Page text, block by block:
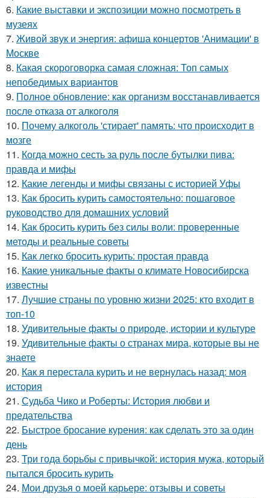
6. Какие выставки и экспозиции можно посмотреть в
музеях
7. Живой звук и энергия: афиша концертов 'Анимации' в
Москве
8. Какая скороговорка самая сложная: Топ самых
непобедимых вариантов
9. Полное обновление: как организм восстанавливается
после отказа от алкоголя
10. Почему алкоголь 'стирает' память: что происходит в
мозге
11. Когда можно сесть за руль после бутылки пива:
правда и мифы
12. Какие легенды и мифы связаны с историей Уфы
13. Как бросить курить самостоятельно: пошаговое
руководство для домашних условий
14. Как бросить курить без силы воли: проверенные
методы и реальные советы
15. Как легко бросить курить: простая правда
16. Какие уникальные факты о климате Новосибирска
известны
17. Лучшие страны по уровню жизни 2025: кто входит в
топ-10
18. Удивительные факты о природе, истории и культуре
19. Удивительные факты о странах мира, которые вы не
знаете
20. Как я перестала курить и не вернулась назад: моя
история
21. Судьба Чико и Роберты: История любви и
предательства
22. Быстрое бросание курения: как сделать это за один
день
23. Три года борьбы с привычкой: история мужа, который
пытался бросить курить
24. Мои друзья о моей карьере: отзывы и советы